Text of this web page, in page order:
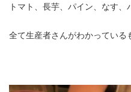
トマト、長芋、パイン、なす、
全て生産者さんがわかっている